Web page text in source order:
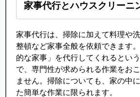
家事代行とハウスクリーニ
家事代行は、掃除に加えて料理や
整頓など家事全般を依頼できます
的な家事」を代行してくれるとい
で、専門性が求められる作業をお
ません。掃除についても、家の中
た簡単な作業に限られます。